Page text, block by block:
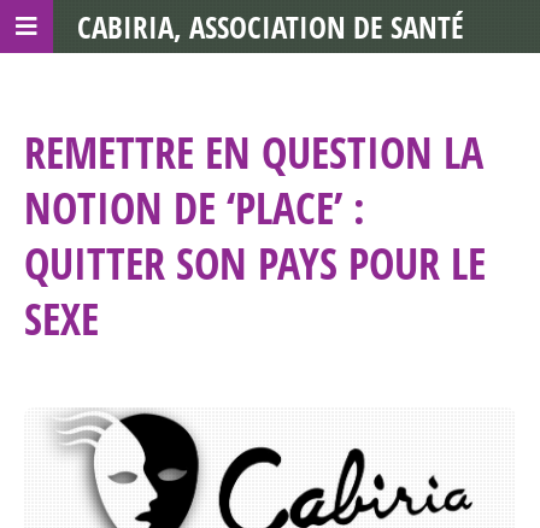
REMETTRE EN QUESTION LA
NOTION DE ‘PLACE’ :
QUITTER SON PAYS POUR LE
SEXE
CABIRIA, ASSOCIATION DE SANTÉ